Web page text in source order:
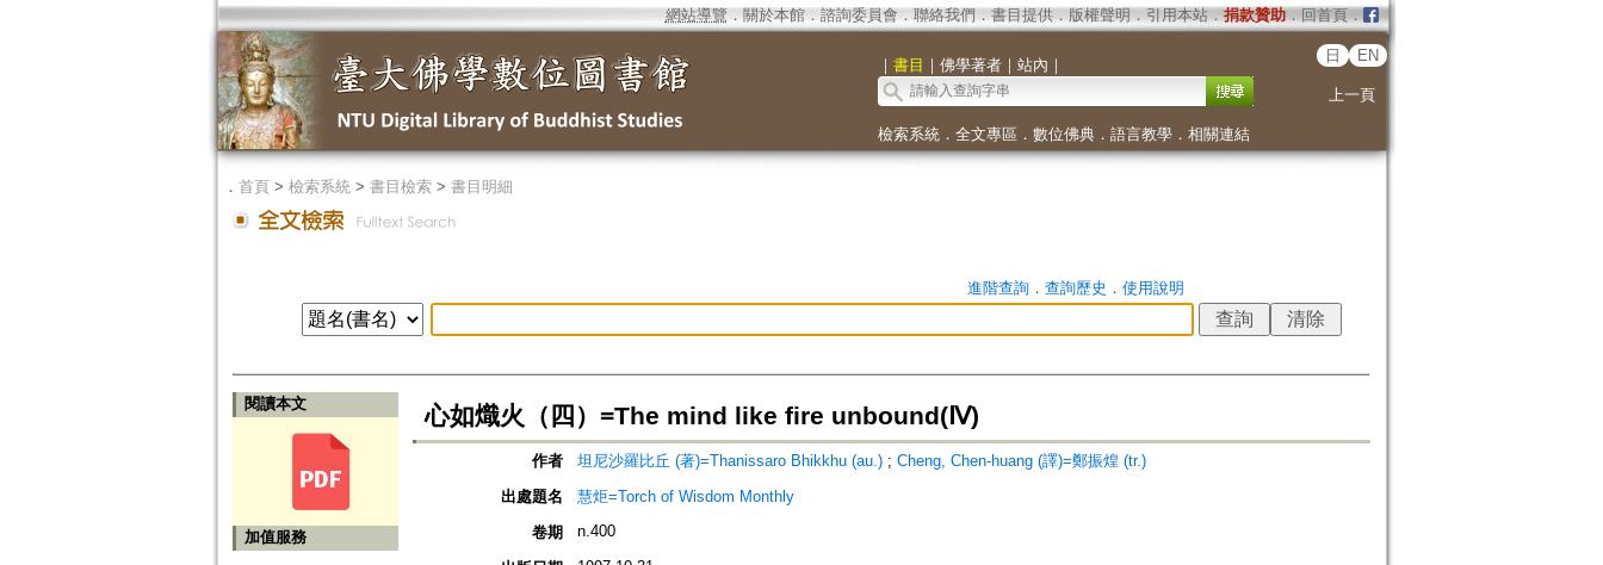
網站導覽 ． 關於本館． 諮詢委員會． 聯絡我們 ． 書目提供． 版權聲明 ． 引用本站． 捐款贊助．回首頁．
｜ 書目 ｜ 佛學著者｜ 站內 ｜
日 EN
上一頁
檢索系統． 全文專區 ． 數位佛典． 語言教學． 相關連結
． 首頁> 檢索系統> 書目檢索> 書目明細
進階查詢． 查詢歷史 ． 使用說明
閱讀本文
加值服務
心如熾火（四）=The mind like fire unbound(Ⅳ)
作者 坦尼沙羅比丘 (著)=Thanissaro Bhikkhu (au.); Cheng, Chen-huang (譯)=鄭振煌 (tr.)
出處題名
慧炬=Torch of Wisdom Monthly
卷期
n.400